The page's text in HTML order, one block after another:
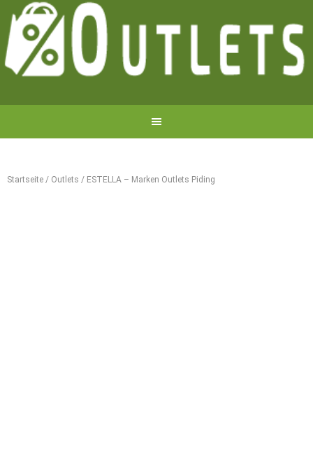
Startseite / Outlets / ESTELLA – Marken Outlets Piding